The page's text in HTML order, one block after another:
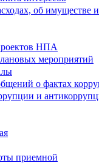
об имуществе
НПА
мероприятий
о фактах
и
приемной